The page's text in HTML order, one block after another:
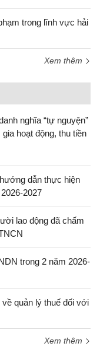
trong lĩnh vực hải
Xem thêm
nghĩa “tự nguyện”
hoạt động, thu tiền
dẫn thực hiện
2027
lao động đã chấm
trong 2 năm 2026-
quản lý thuế đối với
Xem thêm